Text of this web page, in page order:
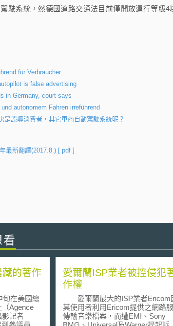
駛系統，然德國道路交通法目前僅開放運行等級
für Verbraucher
is false advertising
in Germany, court says
autonomem Fahren irreführend
是誤導消費者，其它車商自動駕駛系統呢？
最新翻譯(2017.8.) [ pdf ]
的著作
在美國總
Agence
影記者
愛爾蘭ISP業者被控侵犯
作權
愛爾蘭最大的ISP業者Ericom
其使用者利用Ericom提供之網路
傳輸音樂檔案，而遭EMI、Sony